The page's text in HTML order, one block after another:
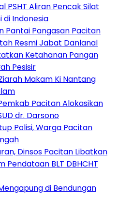
PSHT Aliran Pencak Silat
di Indonesia
Pantai Pangasan Pacitan
Resmi Jabat Danlanal
Ketahanan Pangan
Pesisir
Makam Ki Nantang
Pacitan Alokasikan
dr. Darsono
Polisi, Warga Pacitan
Dinsos Pacitan Libatkan
Pendataan BLT DBHCHT
di Bendungan